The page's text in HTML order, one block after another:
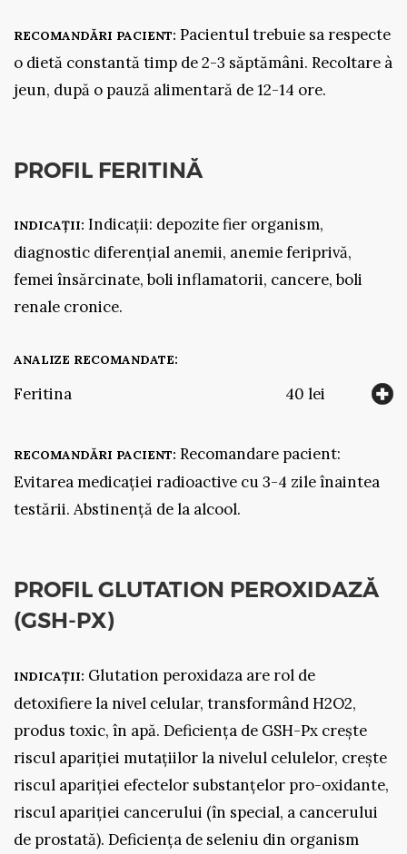
RECOMANDĂRI PACIENT: Pacientul trebuie sa respecte
o dietă constantă timp de 2-3 săptămâni. Recoltare à
jeun, după o pauză alimentară de 12-14 ore.
PROFIL FERITINĂ
INDICAȚII: Indicații: depozite fier organism,
diagnostic diferențial anemii, anemie feriprivă,
femei însărcinate, boli inflamatorii, cancere, boli
renale cronice.
ANALIZE RECOMANDATE:
Feritina 40 lei
RECOMANDĂRI PACIENT: Recomandare pacient:
Evitarea medicației radioactive cu 3-4 zile înaintea
testării. Abstinență de la alcool.
PROFIL GLUTATION PEROXIDAZĂ
(GSH-PX)
INDICAȚII: Glutation peroxidaza are rol de
detoxifiere la nivel celular, transformând H2O2,
produs toxic, în apă. Deficiența de GSH-Px crește
riscul apariției mutațiilor la nivelul celulelor, crește
riscul apariției efectelor substanțelor pro-oxidante,
riscul apariției cancerului (în special, a cancerului
de prostată). Deficiența de seleniu din organism